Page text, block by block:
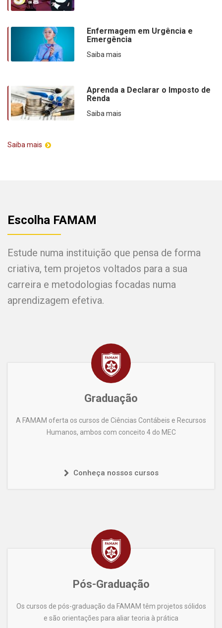
Enfermagem em Urgência e
Emergência
Saiba mais
Aprenda a Declarar o Imposto de
Renda
Saiba mais
Saiba mais
Escolha FAMAM
Estude numa instituição que pensa de forma
criativa, tem projetos voltados para a sua
carreira e metodologias focadas numa
aprendizagem efetiva.
Graduação
A FAMAM oferta os cursos de Ciências Contábeis e Recursos
Humanos, ambos com conceito 4 do MEC
Conheça nossos cursos
Pós-Graduação
Os cursos de pós-graduação da FAMAM têm projetos sólidos
e são orientações para aliar teoria à prática